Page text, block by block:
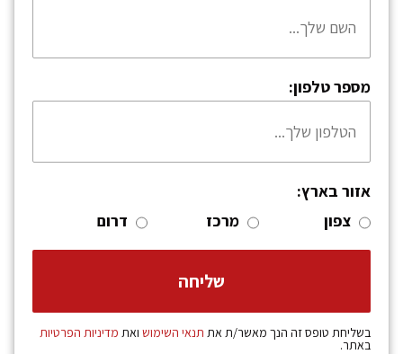
מספר טלפון:
אזור בארץ:
צפון
מרכז דרום
בשליחת טופס זה הנך מאשר/ת את תנאי השימוש ואת מדיניות הפרטיות
באתר.